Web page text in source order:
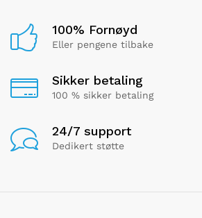
100% Fornøyd
Eller pengene tilbake
Sikker betaling
100 % sikker betaling
24/7 support
Dedikert støtte